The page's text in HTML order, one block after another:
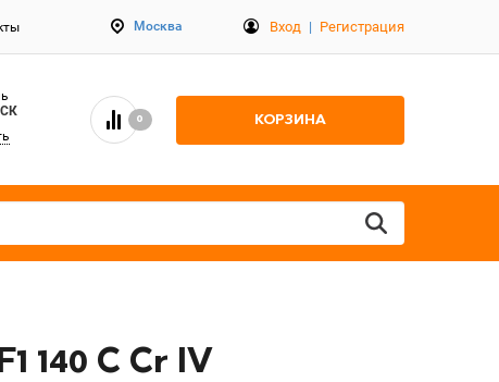
Москва Вход | Регистрация
0 КОРЗИНА
140 C Cr IV